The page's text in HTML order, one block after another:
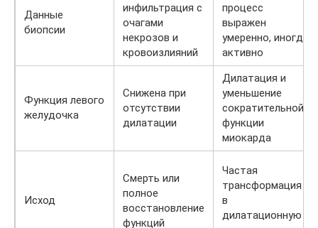
Данные
биопсии
инфильтрация с
очагами
некрозов и
кровоизлияний
процесс
выражен
умеренно, иногда
активно
Функция левого
желудочка
Снижена при
отсутствии
дилатации
Дилатация и
уменьшение
сократительной
функции
миокарда
Исход
Смерть или
полное
восстановление
функций
Частая
трансформация
в
дилатационную